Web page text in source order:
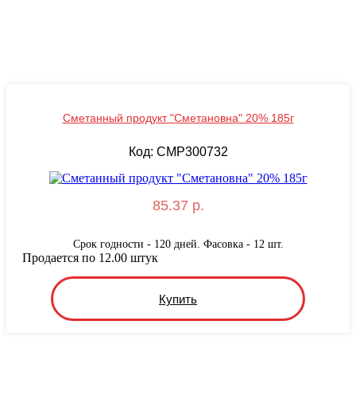
Сметанный продукт "Сметановна" 20% 185г
Код: CMP300732
85.37 р.
Срок годности - 120 дней. Фасовка - 12 шт.
Купить
Продается по 12.00 штук